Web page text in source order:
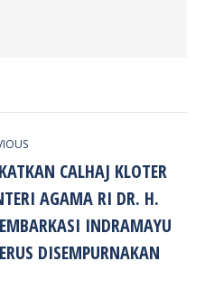
Previous
post:
CALHAJ KLOTER
AGAMA RI DR. H.
INDRAMAYU
DISEMPURNAKAN